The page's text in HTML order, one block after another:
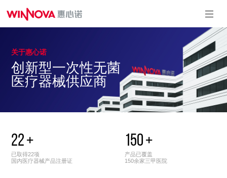
麻醉&重症系
列
一次性使用测温中
心静脉导管
管插管
气道
一次性使用体温传
一次性使用内窥镜
取石篮
一次性使用输尿管
一次性使用泌尿道
用导丝
一次性使用球囊
扩充压力泵
引流系列
一次性使用引
流导管套装
关于惠心诺
创新型一次性无菌
医疗器械供应商
22+
已取得22项
国内医疗器械产品注册证
150+
产品已覆盖
150余家三甲医院